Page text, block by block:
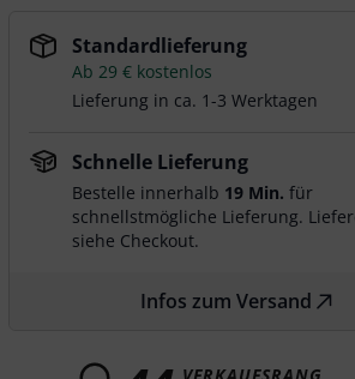
Standardlieferung
Ab 29 € kostenlos
Lieferung in ca. 1-3 Werktagen
Schnelle Lieferung
Bestelle innerhalb 19 Min. für
schnellstmögliche Lieferung.
siehe Checkout.
Infos zum Versand